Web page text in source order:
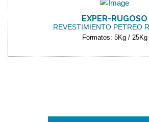
EXPER-RUGOSO
REVESTIMIENTO PETREO
Formatos: 5Kg / 25Kg